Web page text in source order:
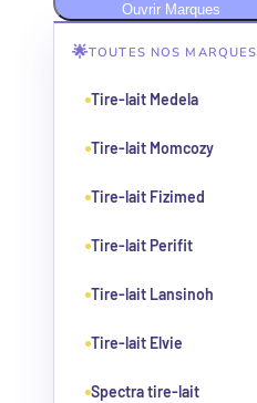
Ouvrir Marques
🌟TOUTES NOS MARQUES
Tire-lait Medela
Tire-lait Momcozy
Tire-lait Fizimed
Tire-lait Perifit
Tire-lait Lansinoh
Tire-lait Elvie
Spectra tire-lait